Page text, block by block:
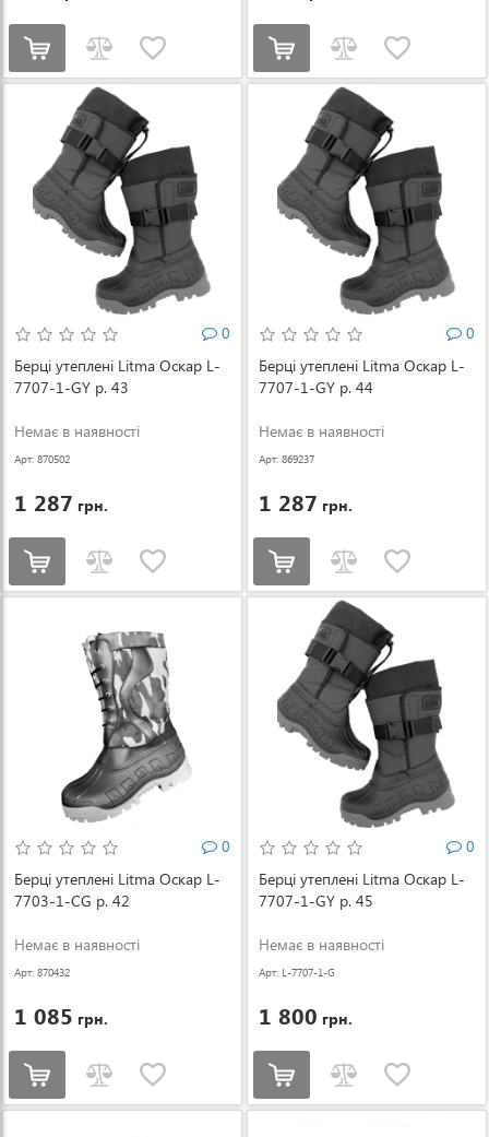
0
Берці утеплені Litma Оскар L-
7707-1-GY р. 43
Немає в наявності
Арт: 870502
1 287 грн.
0
Берці утеплені Litma Оскар L-
7707-1-GY р. 44
Немає в наявності
Арт: 869237
1 287 грн.
0
Берці утеплені Litma Оскар L-
7703-1-CG р. 42
Немає в наявності
Арт: 870432
1 085 грн.
0
Берці утеплені Litma Оскар L-
7707-1-GY р. 45
Немає в наявності
Арт: L-7707-1-G
1 800 грн.